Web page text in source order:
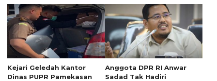
Kejari Geledah Kantor
Dinas PUPR Pamekasan
Anggota DPR RI Anwar
Sadad Tak Hadiri